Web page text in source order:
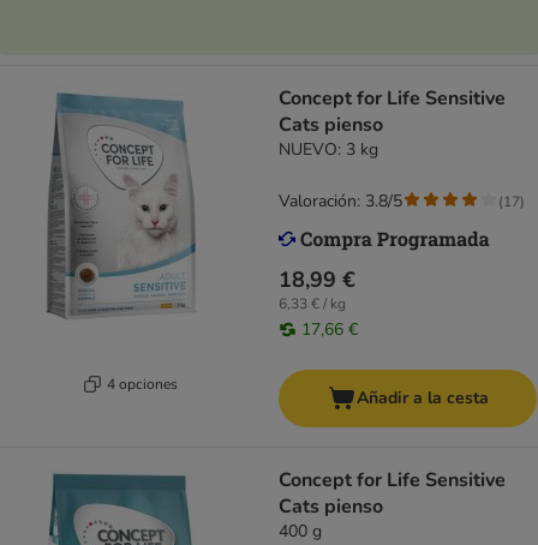
4 opciones
Concept for Life Sensitive
Cats pienso
NUEVO: 3 kg
18,99 €
6,33 € / kg
17,66 €
Valoración: 3.8/5 (17)
Añadir a la cesta
Concept for Life Sensitive
Cats pienso
400 g